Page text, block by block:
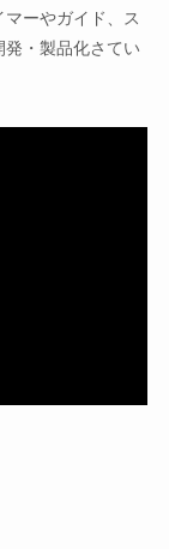
ーやガイド、ス
・製品化さてい